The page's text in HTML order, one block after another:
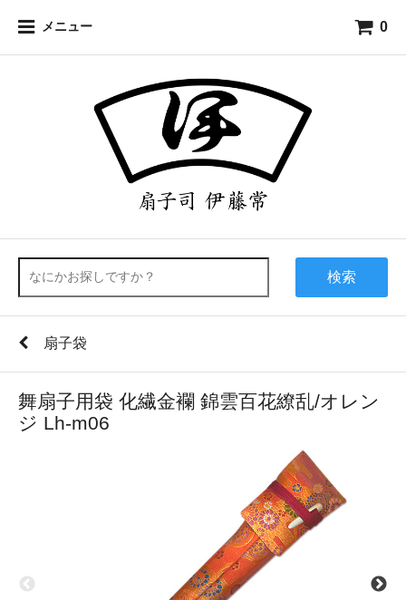
メニュー 0
検索
扇子袋
舞扇子用袋 化繊金襴 錦雲百花繚乱/オレン
ジ Lh-m06